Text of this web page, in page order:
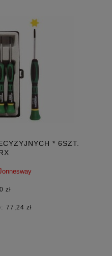
* 6SZT.
zł
77,24 zł